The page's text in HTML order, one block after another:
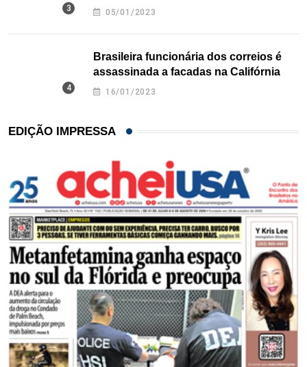
Texas
05/01/2023
Brasileira funcionária dos correios é
assassinada a facadas na Califórnia
16/01/2023
EDIÇÃO IMPRESSA